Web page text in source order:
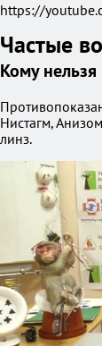
https://
Частые
Кому
Нистагм,
линз.